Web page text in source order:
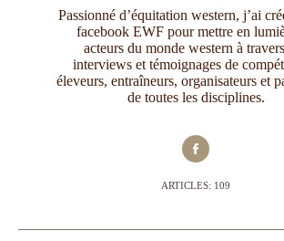
Passionné d’équitation western, j’ai
facebook EWF pour mettre en
acteurs du monde western à
interviews et témoignages de
éleveurs, entraîneurs, organisateurs et
de toutes les disciplines.
ARTICLES: 109